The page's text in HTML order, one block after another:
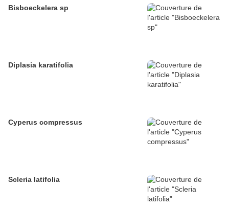
Bisboeckelera sp
Diplasia karatifolia
Cyperus compressus
Scleria latifolia